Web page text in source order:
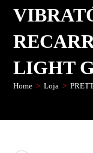
LIGHT
Home > Loja >